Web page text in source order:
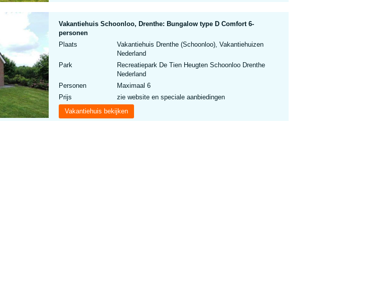
Vakantiehuis Schoonloo, Drenthe: Bungalow type D Comfort 6-
personen
Plaats
Vakantiehuis Drenthe (Schoonloo), Vakantiehuizen
Nederland
Park
Recreatiepark De Tien Heugten Schoonloo Drenthe
Nederland
Personen
Maximaal 6
Prijs
zie website en speciale aanbiedingen
Vakantiehuis bekijken